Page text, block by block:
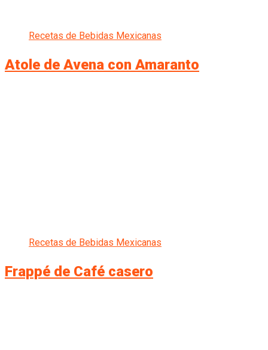
Recetas de Bebidas Mexicanas
Atole de Avena con Amaranto
Recetas de Bebidas Mexicanas
Frappé de Café casero